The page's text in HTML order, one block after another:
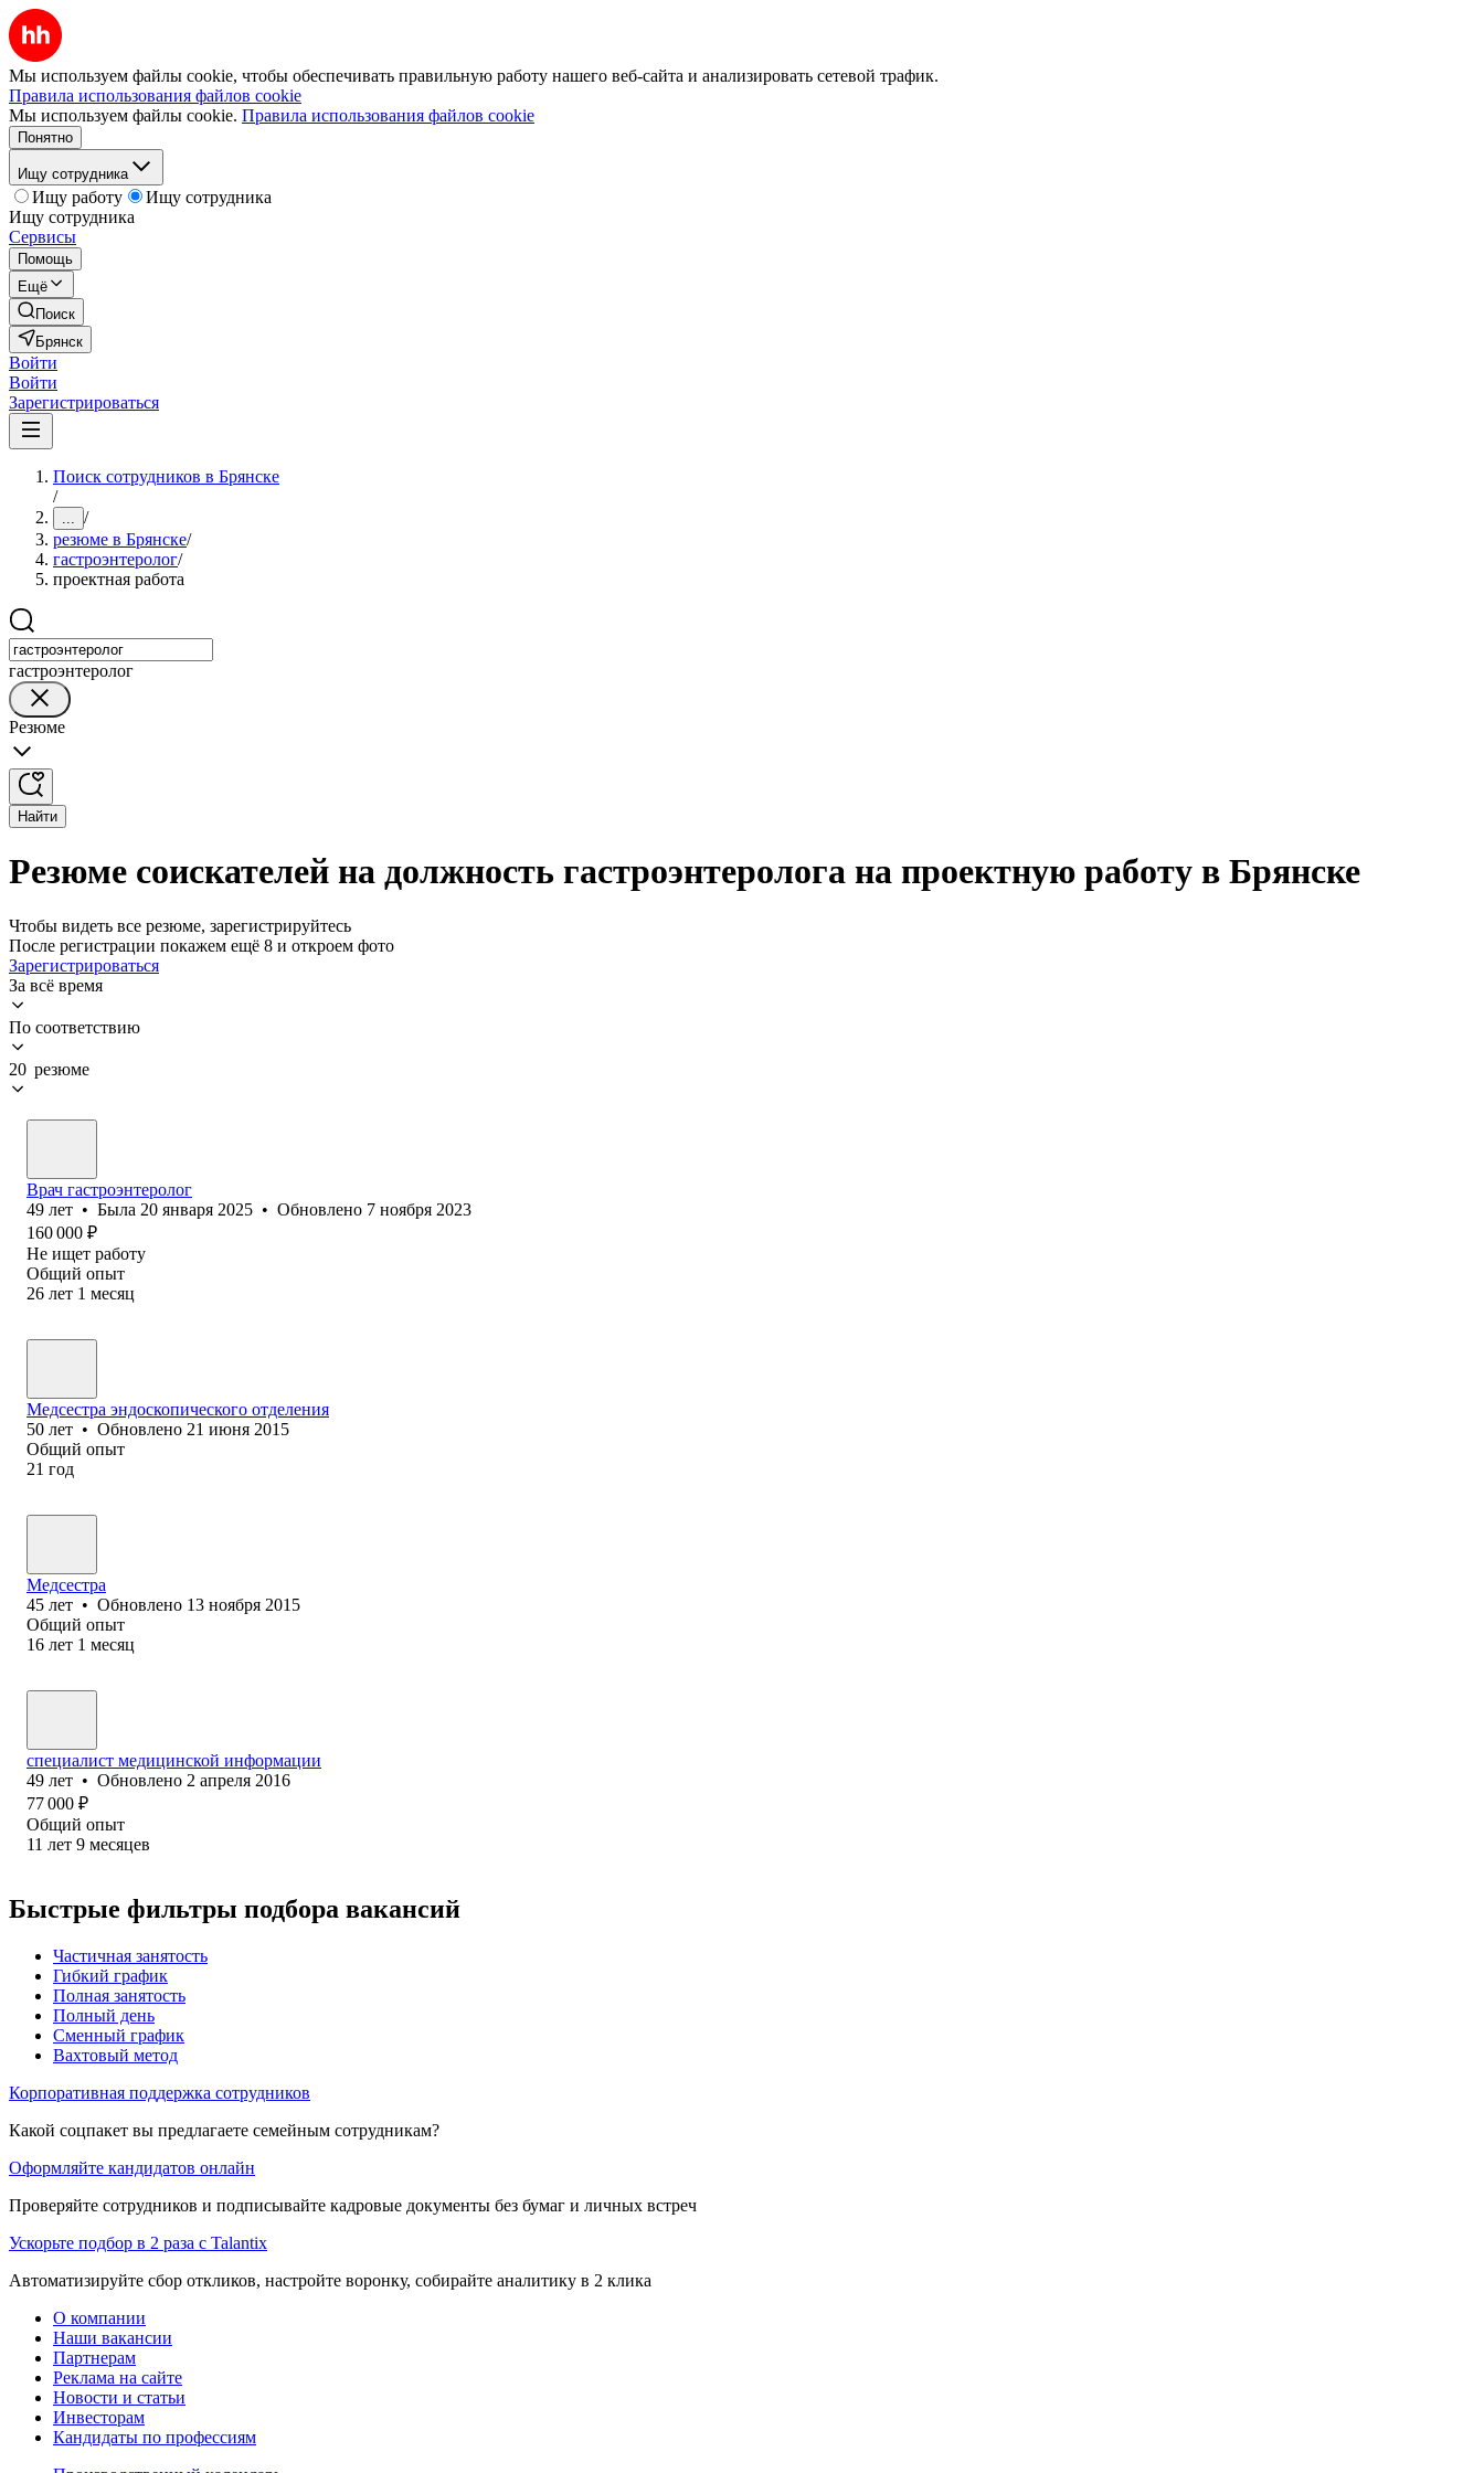
Мы используем файлы cookie, чтобы обеспечивать правильную работу нашего веб-сайта и анализировать сетевой трафик.
Правила использования файлов cookie
Мы используем файлы cookie. Правила использования файлов cookie
Понятно
Ищу сотрудника
Ищу работу
Ищу сотрудника
Ищу сотрудника
Сервисы
Помощь
Ещё
Поиск
Брянск
Войти
Войти
Зарегистрироваться
Поиск сотрудников в Брянске
/
... /
резюме в Брянске/
гастроэнтеролог/
проектная работа
гастроэнтеролог
Резюме
Найти
Резюме соискателей на должность гастроэнтеролога на проектную работу в Брянске
Чтобы видеть все резюме, зарегистрируйтесь
После регистрации покажем ещё 8 и откроем фото
Зарегистрироваться
За всё время
По соответствию
20 резюме
Врач гастроэнтеролог
49 лет • Была 20 января 2025 • Обновлено 7 ноября 2023
160 000 ₽
Не ищет работу
Общий опыт
26 лет 1 месяц
Медсестра эндоскопического отделения
50 лет • Обновлено 21 июня 2015
Общий опыт
21 год
Медсестра
45 лет • Обновлено 13 ноября 2015
Общий опыт
16 лет 1 месяц
специалист медицинской информации
49 лет • Обновлено 2 апреля 2016
77 000 ₽
Общий опыт
11 лет 9 месяцев
Быстрые фильтры подбора вакансий
Частичная занятость
Гибкий график
Полная занятость
Полный день
Сменный график
Вахтовый метод
Корпоративная поддержка сотрудников
Какой соцпакет вы предлагаете семейным сотрудникам?
Оформляйте кандидатов онлайн
Проверяйте сотрудников и подписывайте кадровые документы без бумаг и личных встреч
Ускорьте подбор в 2 раза с Talantix
Автоматизируйте сбор откликов, настройте воронку, собирайте аналитику в 2 клика
О компании
Наши вакансии
Партнерам
Реклама на сайте
Новости и статьи
Инвесторам
Кандидаты по профессиям